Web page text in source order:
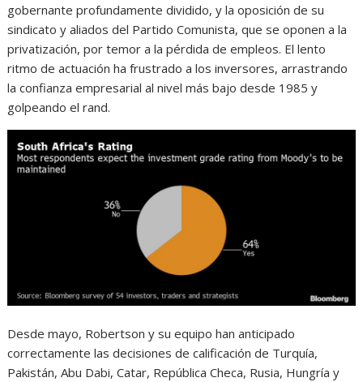
gobernante profundamente dividido, y la oposición de su
sindicato y aliados del Partido Comunista, que se oponen a la
privatización, por temor a la pérdida de empleos. El lento
ritmo de actuación ha frustrado a los inversores, arrastrando
la confianza empresarial al nivel más bajo desde 1985 y
golpeando el rand.
Desde mayo, Robertson y su equipo han anticipado
correctamente las decisiones de calificación de Turquía,
Pakistán, Abu Dabi, Catar, República Checa, Rusia, Hungría y